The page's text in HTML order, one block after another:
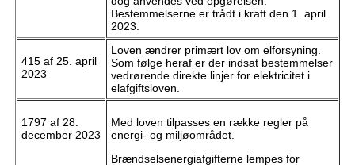
Bestemmelserne er trådt i kraft den 1. april
2023.
415 af 25. april
2023
Loven ændrer primært lov om elforsyning.
Som følge heraf er der indsat bestemmelser
vedrørende direkte linjer for elektricitet i
elafgiftsloven.
1797 af 28.
december 2023
Med loven tilpasses en række regler på
energi- og miljøområdet.
Brændselsenergiafgifterne lempes for